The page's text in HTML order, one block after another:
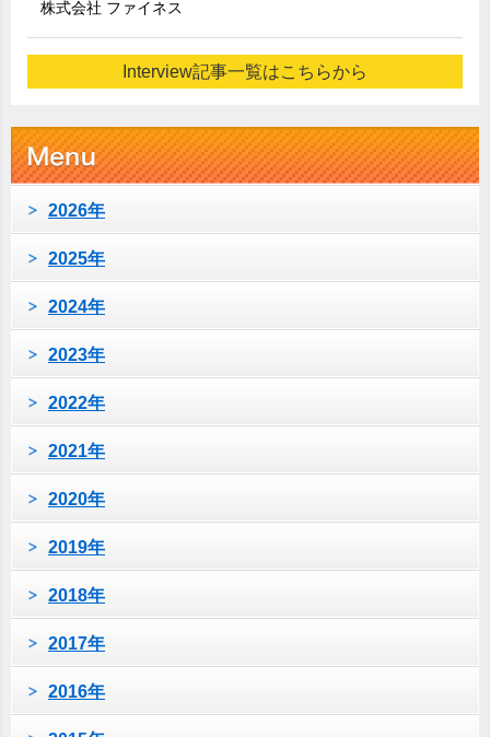
株式会社 ファイネス
Interview記事一覧はこちらから
2026年
2025年
2024年
2023年
2022年
2021年
2020年
2019年
2018年
2017年
2016年